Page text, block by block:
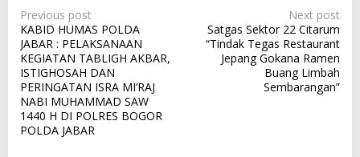
P
o
s
t
n
a
Previous post
KABID HUMAS POLDA
JABAR : PELAKSANAAN
KEGIATAN TABLIGH AKBAR,
ISTIGHOSAH DAN
PERINGATAN ISRA MI’RAJ
NABI MUHAMMAD SAW
1440 H DI POLRES BOGOR
POLDA JABAR
Next post
Satgas Sektor 22 Citarum
“Tindak Tegas Restaurant
Jepang Gokana Ramen
Buang Limbah
Sembarangan”